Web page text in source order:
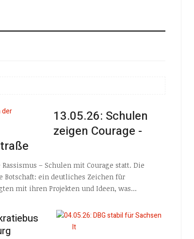
13.05.26: Schulen
zeigen Courage -
– Schulen mit Courage statt. Die
Botschaft: ein deutliches Zeichen für
mit ihren Projekten und Ideen, was...